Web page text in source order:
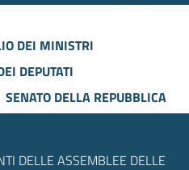
DEI MINISTRI
DEPUTATI
SENATO DELLA REPUBBLICA
DELLE ASSEMBLEE DELLE